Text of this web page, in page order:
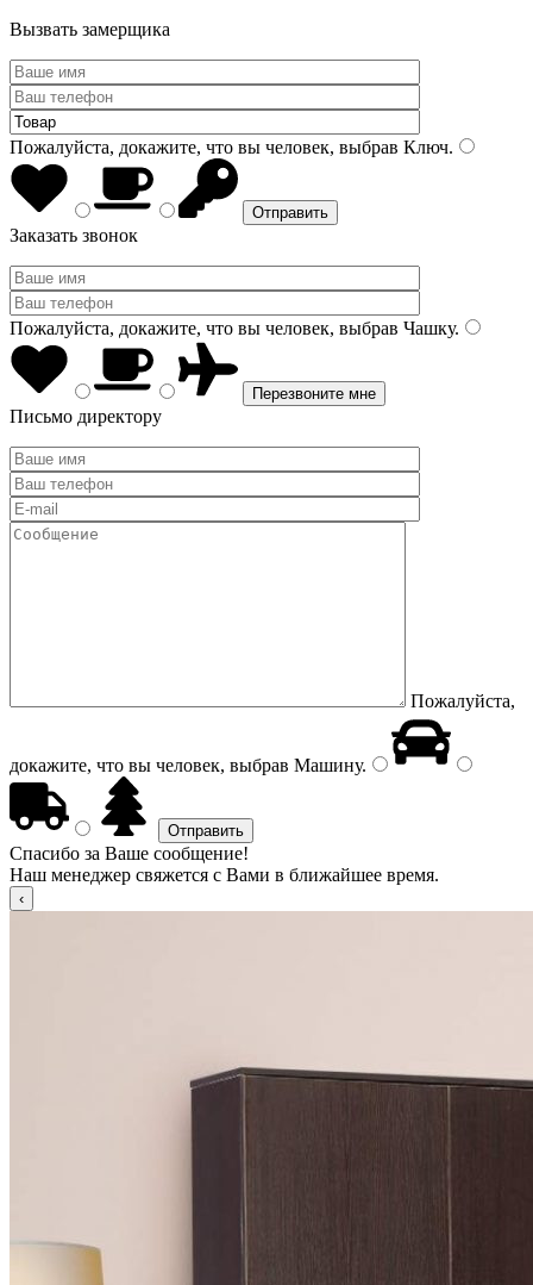
Вызвать замерщика
Пожалуйста, докажите, что вы человек, выбрав Ключ.
Заказать звонок
Пожалуйста, докажите, что вы человек, выбрав Чашку.
Письмо директору
Пожалуйста,
докажите, что вы человек, выбрав Машину.
Спасибо за Ваше сообщение!
Наш менеджер свяжется с Вами в ближайшее время.